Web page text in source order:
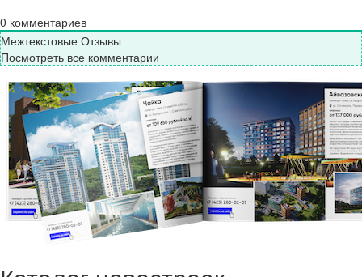
0 комментариев
Межтекстовые Отзывы
Посмотреть все комментарии